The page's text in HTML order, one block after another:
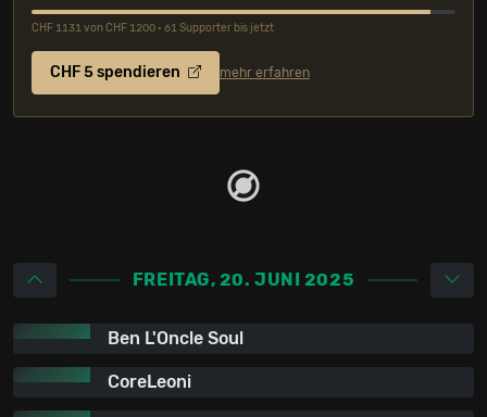
CHF 1131 von CHF 1200 • 61 Supporter bis jetzt
CHF 5 spendieren mehr erfahren
FREITAG, 20. JUNI 2025
Ben L'Oncle Soul
CoreLeoni